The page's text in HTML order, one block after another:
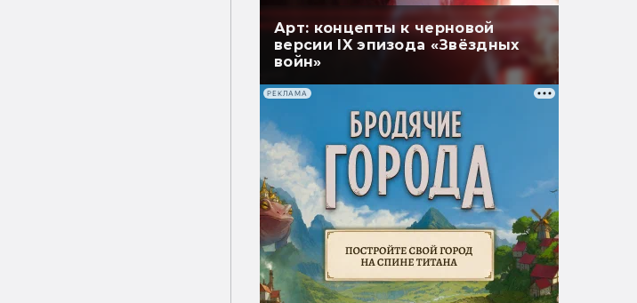
Арт: концепты к черновой
версии IX эпизода «Звёздных
войн»
РЕКЛАМА